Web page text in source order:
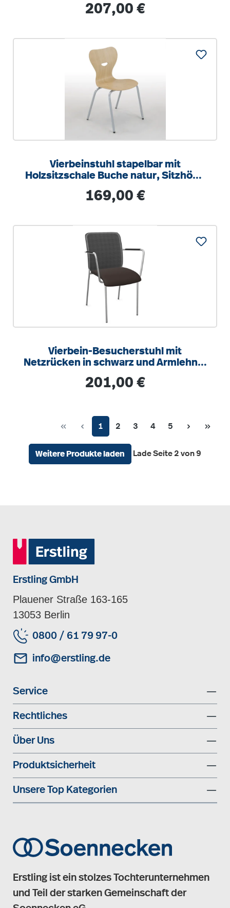
Regulärer Preis:
207,00 €
Vierbeinstuhl stapelbar mit
Holzsitzschale Buche natur, Sitzhöhe
Regulärer Preis:
169,00 €
Vierbein-Besucherstuhl mit
Netzrücken in schwarz und Armlehne,
Regulärer Preis:
201,00 €
Seite
1 Seite
2 Seite
3 Seite
4 Seite
5
Weitere Produkte laden Lade Seite 2 von 9
Erstling GmbH
Plauener Straße 163-165
13053 Berlin
0800 / 61 79 97-0
info@erstling.de
Service
Rechtliches
Über Uns
Produktsicherheit
Unsere Top Kategorien
Erstling ist ein stolzes Tochterunternehmen
und Teil der starken Gemeinschaft der